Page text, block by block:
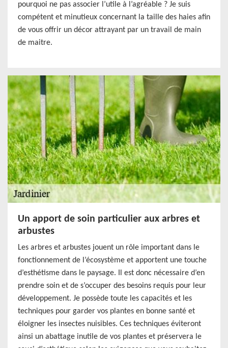
pourquoi ne pas associer l’utile à l’agréable ? Je suis
compétent et minutieux concernant la taille des haies afin
de vous offrir un décor attrayant par un travail de main
de maitre.
Un apport de soin particulier aux arbres et
arbustes
Les arbres et arbustes jouent un rôle important dans le
fonctionnement de l’écosystème et apportent une touche
d’esthétisme dans le paysage. Il est donc nécessaire d’en
prendre soin et de s’occuper des besoins requis pour leur
développement. Je possède toute les capacités et les
techniques pour garder vos plantes en bonne santé et
éloigner les insectes nuisibles. Ces techniques éviteront
ainsi un abattage inutile de vos plantes et préservera le